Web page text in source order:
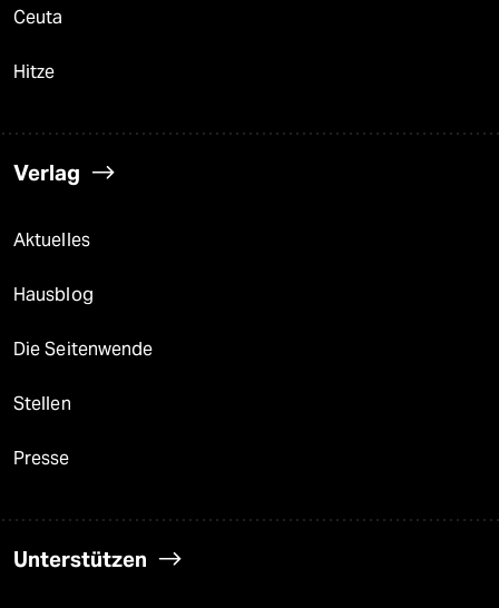
Ceuta
Hitze
Verlag
Aktuelles
Hausblog
Die Seitenwende
Stellen
Presse
Unterstützen